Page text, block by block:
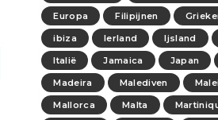
Europa
Filipijnen
ibiza
Ierland Ijsland
Italië
Jamaica Japan
Madeira
Malediven
Mallorca
Malta